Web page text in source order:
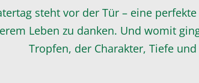
steht vor der Tür – eine
Leben zu danken. Und womit
Tropfen, der Charakter, Tiefe